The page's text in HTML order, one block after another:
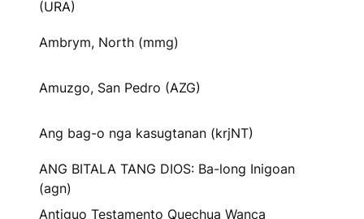
(URA)
Ambrym, North (mmg)
Amuzgo, San Pedro (AZG)
Ang bag-o nga kasugtanan (krjNT)
ANG BITALA TANG DIOS: Ba-long Inigoan
(agn)
Antiguo Testamento Quechua Wanca